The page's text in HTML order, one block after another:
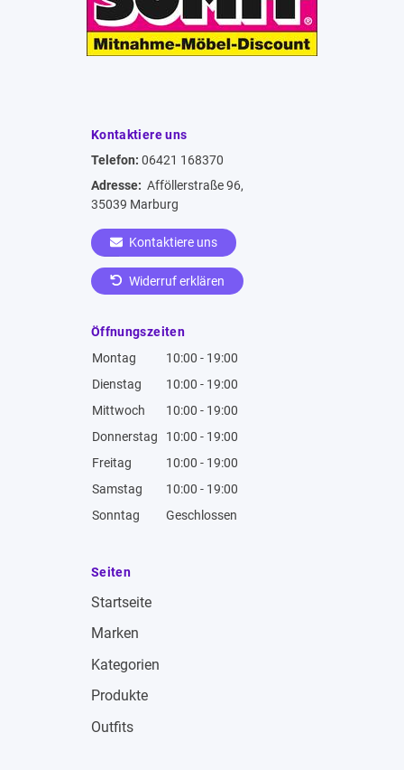
Kontaktiere uns
Telefon: 06421 168370
Adresse: Afföllerstraße 96,
35039 Marburg
Kontaktiere uns
Widerruf erklären
Öffnungszeiten
Montag
10:00 - 19:00
Dienstag
10:00 - 19:00
Mittwoch
10:00 - 19:00
Donnerstag
10:00 - 19:00
Freitag
10:00 - 19:00
Samstag
10:00 - 19:00
Sonntag
Geschlossen
Seiten
Startseite
Marken
Kategorien
Produkte
Outfits